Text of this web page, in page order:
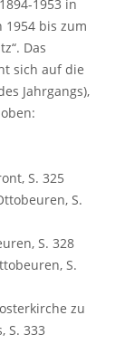
1953 in
1954 bis zum
Das
sich auf die
Jahrgangs),
S. 325
S.
S. 328
S.
zu
S. 333